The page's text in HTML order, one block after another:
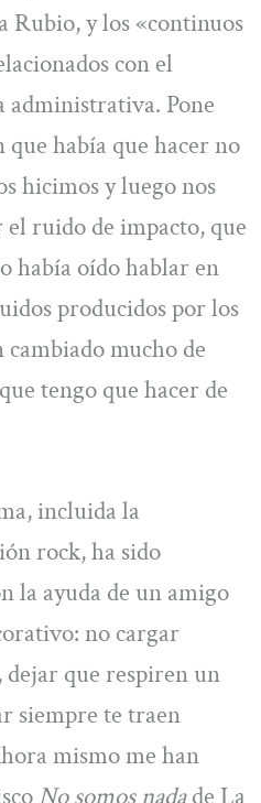
Rubio, y los «continuos
con el
administrativa. Pone
había que hacer no
hicimos y luego nos
ruido de impacto, que
había oído hablar en
producidos por los
cambiado mucho de
tengo que hacer de
incluida la
rock, ha sido
la ayuda de un amigo
no cargar
dejar que respiren un
siempre te traen
mismo me han